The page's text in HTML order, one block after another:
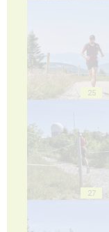
25
27